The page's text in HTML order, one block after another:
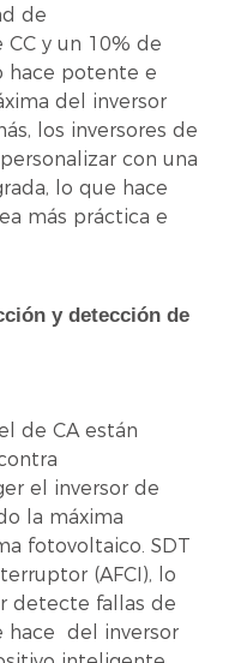
de
y un 10% de
hace potente e
del inversor
los inversores de
con una
lo que hace
más práctica e
y detección de
de CA están
el inversor de
la máxima
fotovoltaico. SDT
(AFCI), lo
detecte fallas de
hace del inversor